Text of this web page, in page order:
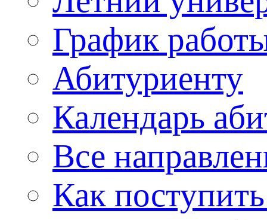
График
Абитуриенту
Календарь
Все
Как